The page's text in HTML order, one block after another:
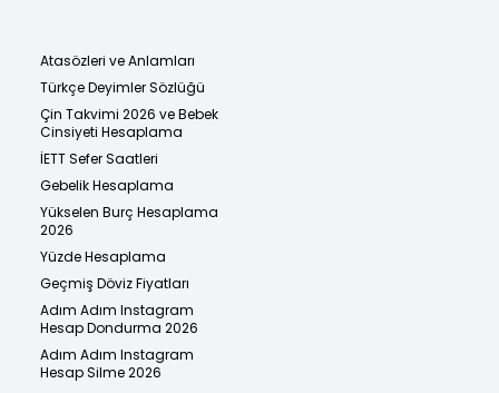
Atasözleri ve Anlamları
Türkçe Deyimler Sözlüğü
Çin Takvimi 2026 ve Bebek
Cinsiyeti Hesaplama
İETT Sefer Saatleri
Gebelik Hesaplama
Yükselen Burç Hesaplama
2026
Yüzde Hesaplama
Geçmiş Döviz Fiyatları
Adım Adım Instagram
Hesap Dondurma 2026
Adım Adım Instagram
Hesap Silme 2026